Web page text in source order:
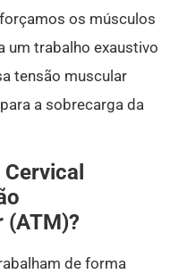
os músculos
um trabalho exaustivo
tensão muscular
a sobrecarga da
(ATM)?
de forma